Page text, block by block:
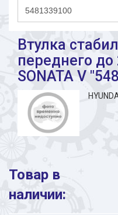
Втулка
переднего до
SONATA V
Товар в
наличии: